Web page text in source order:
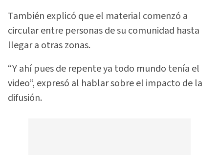
También explicó que el material comenzó a
circular entre personas de su comunidad hasta
llegar a otras zonas.
“Y ahí pues de repente ya todo mundo tenía el
video”, expresó al hablar sobre el impacto de la
difusión.